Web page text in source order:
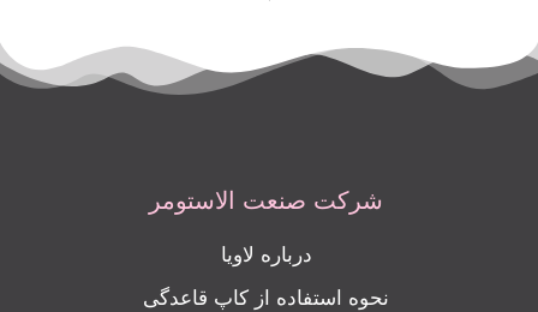
شرکت صنعت الاستومر
درباره لاویا
نحوه استفاده از کاپ قاعدگی